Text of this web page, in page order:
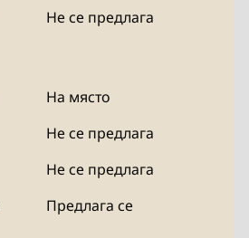
Не се предлага
На място
Не се предлага
Не се предлага
Предлага се